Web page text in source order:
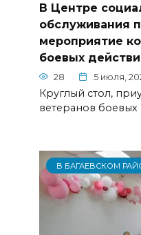
В Центре
обслуживания
мероприятие
боевых
28 5 июля,
Круглый стол,
ветеранов боевых
В БАГАЕВСКОМ